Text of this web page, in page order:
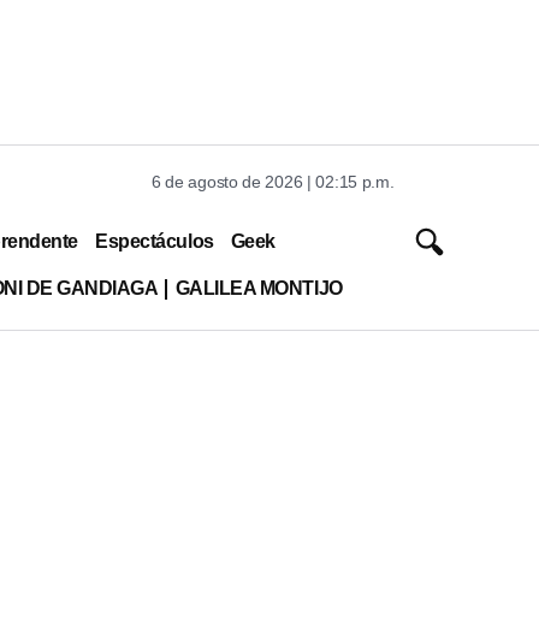
6 de agosto de 2026 | 02:15 p.m.
Espectáculos Geek
DE GANDIAGA GALILEA MONTIJO